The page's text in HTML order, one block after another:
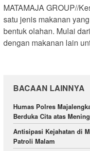
MATAMAJA GROUP//
satu jenis makanan
bentuk olahan. Mulai
dengan makanan lain
BACAAN LAINNYA
Humas Polres
Berduka Cita atas
Antisipasi Kejahatan di
Patroli Malam